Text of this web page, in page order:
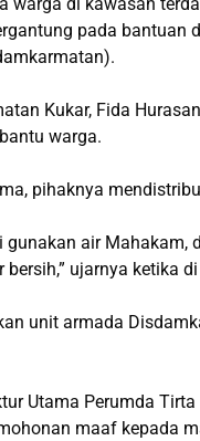
warga di kawasan
pada bantuan
Kukar, Fida
warga.
pihaknya
gunakan air Mahakam,
bersih,” ujarnya ketika
unit armada
Utama Perumda
maaf kepada